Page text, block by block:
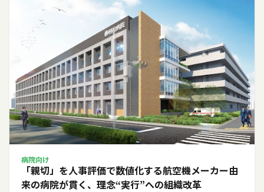
病院向け
「親切」を人事評価で数値化する――航空機メーカー由
来の病院が貫く、理念“実行”への組織改革